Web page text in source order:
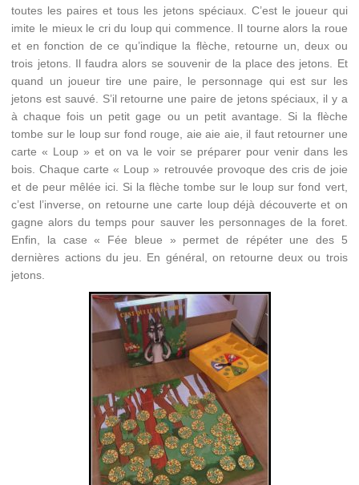
toutes les paires et tous les jetons spéciaux. C’est le joueur qui
imite le mieux le cri du loup qui commence. Il tourne alors la roue
et en fonction de ce qu’indique la flèche, retourne un, deux ou
trois jetons. Il faudra alors se souvenir de la place des jetons. Et
quand un joueur tire une paire, le personnage qui est sur les
jetons est sauvé. S’il retourne une paire de jetons spéciaux, il y a
à chaque fois un petit gage ou un petit avantage. Si la flèche
tombe sur le loup sur fond rouge, aie aie aie, il faut retourner une
carte « Loup » et on va le voir se préparer pour venir dans les
bois. Chaque carte « Loup » retrouvée provoque des cris de joie
et de peur mêlée ici. Si la flèche tombe sur le loup sur fond vert,
c’est l’inverse, on retourne une carte loup déjà découverte et on
gagne alors du temps pour sauver les personnages de la foret.
Enfin, la case « Fée bleue » permet de répéter une des 5
dernières actions du jeu. En général, on retourne deux ou trois
jetons.